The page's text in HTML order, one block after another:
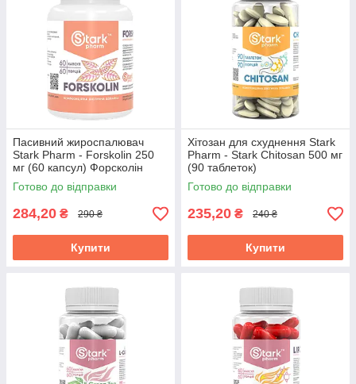
Пасивний жироспалювач
Stark Pharm - Forskolin 250
мг (60 капсул) Форсколін
Готово до відправки
284,20 ₴ 290 ₴
Купити
Хітозан для схуднення Stark
Pharm - Stark Chitosan 500 мг
(90 таблеток)
Готово до відправки
235,20 ₴ 240 ₴
Купити